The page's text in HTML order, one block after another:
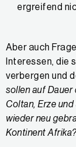
ergreifend
Aber auch
Interessen, die
verbergen und
sollen auf Dauer
Coltan, Erze
wieder neu
Kontinent